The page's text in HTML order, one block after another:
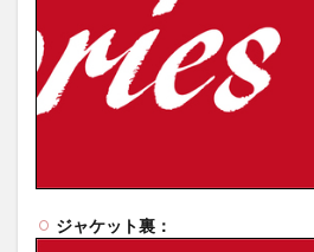
ジャケット裏：